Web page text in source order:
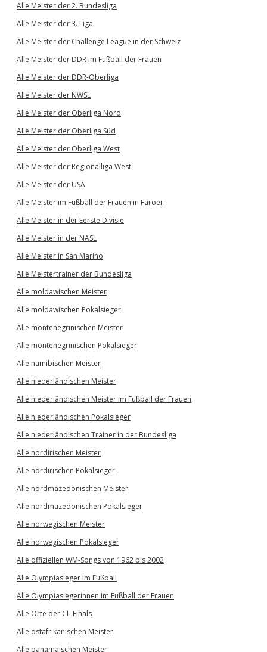
Alle Meister der 2. Bundesliga
Alle Meister der 3. Liga
Alle Meister der Challenge League in der Schweiz
Alle Meister der DDR im Fußball der Frauen
Alle Meister der DDR-Oberliga
Alle Meister der NWSL
Alle Meister der Oberliga Nord
Alle Meister der Oberliga Süd
Alle Meister der Oberliga West
Alle Meister der Regionalliga West
Alle Meister der USA
Alle Meister im Fußball der Frauen in Färöer
Alle Meister in der Eerste Divisie
Alle Meister in der NASL
Alle Meister in San Marino
Alle Meistertrainer der Bundesliga
Alle moldawischen Meister
Alle moldawischen Pokalsieger
Alle montenegrinischen Meister
Alle montenegrinischen Pokalsieger
Alle namibischen Meister
Alle niederländischen Meister
Alle niederländischen Meister im Fußball der Frauen
Alle niederländischen Pokalsieger
Alle niederländischen Trainer in der Bundesliga
Alle nordirischen Meister
Alle nordirischen Pokalsieger
Alle nordmazedonischen Meister
Alle nordmazedonischen Pokalsieger
Alle norwegischen Meister
Alle norwegischen Pokalsieger
Alle offiziellen WM-Songs von 1962 bis 2002
Alle Olympiasieger im Fußball
Alle Olympiasiegerinnen im Fußball der Frauen
Alle Orte der CL-Finals
Alle ostafrikanischen Meister
Alle panamaischen Meister